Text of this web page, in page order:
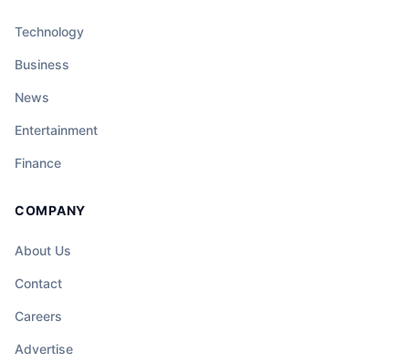
Technology
Business
News
Entertainment
Finance
COMPANY
About Us
Contact
Careers
Advertise